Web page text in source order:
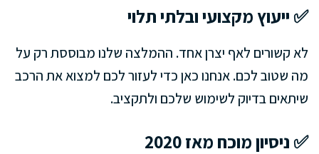
✅ ייעוץ מקצועי ובלתי תלוי
לא קשורים לאף יצרן אחד. ההמלצה שלנו מבוססת רק על
מה שטוב לכם. אנחנו כאן כדי לעזור לכם למצוא את הרכב
שיתאים בדיוק לשימוש שלכם ולתקציב.
✅ ניסיון מוכח מאז 2020